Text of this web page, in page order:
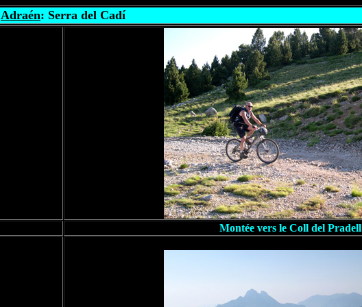
Adraén: Serra del Cadí
Montée vers le Coll del Pradell